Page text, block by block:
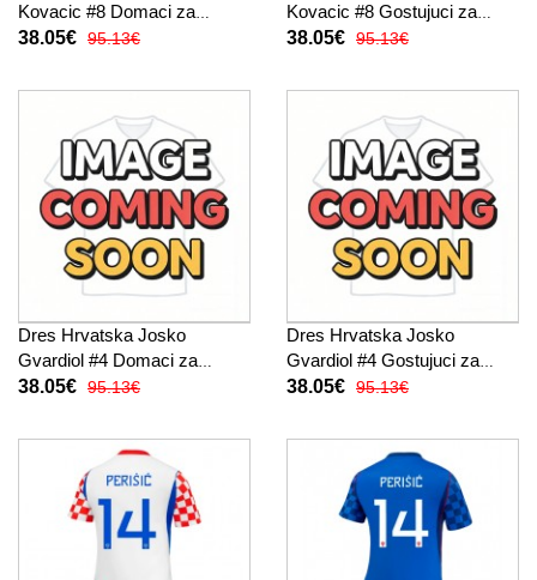
Kovacic #8 Domaci za
Žensko SP 2026 Kratak
38.05€ 95.13€
Kovacic #8 Gostujuci za
Žensko SP 2026 Kratak
38.05€ 95.13€
Dres Hrvatska Josko
Gvardiol #4 Domaci za
Žensko SP 2026 Kratak
38.05€ 95.13€
Dres Hrvatska Josko
Gvardiol #4 Gostujuci za
Žensko SP 2026 Kratak
38.05€ 95.13€